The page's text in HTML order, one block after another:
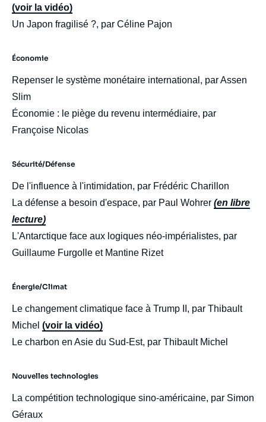
(voir la vidéo)
Un Japon fragilisé ?, par Céline Pajon
Économie
Repenser le système monétaire international, par Assen
Slim
Économie : le piège du revenu intermédiaire, par
Françoise Nicolas
Sécurité/Défense
De l'influence à l'intimidation, par Frédéric Charillon
La défense a besoin d'espace, par Paul Wohrer (en libre
lecture)
L'Antarctique face aux logiques néo-impérialistes, par
Guillaume Furgolle et Mantine Rizet
Énergie/Climat
Le changement climatique face à Trump II, par Thibault
Michel (voir la vidéo)
Le charbon en Asie du Sud-Est, par Thibault Michel
Nouvelles technologies
La compétition technologique sino-américaine, par Simon
Géraux